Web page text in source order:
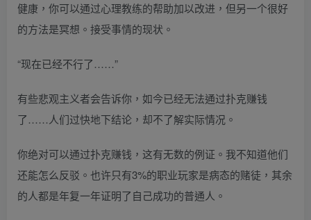
健康，你可以通过心理教练的帮助加以改进，但另一个很好
的方法是冥想。接受事情的现状。
“现在已经不行了……”
有些悲观主义者会告诉你，如今已经无法通过扑克赚钱
了……人们过快地下结论，却不了解实际情况。
你绝对可以通过扑克赚钱，这有无数的例证。我不知道他们
还能怎么反驳。也许只有3%的职业玩家是病态的赌徒，其余
的人都是年复一年证明了自己成功的普通人。